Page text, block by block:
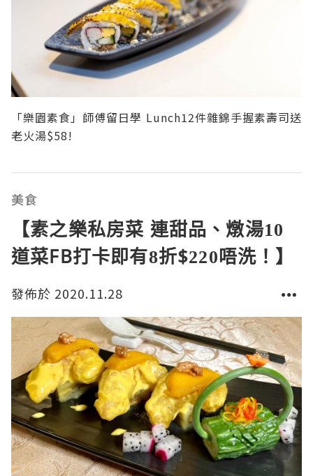
「樂園素食」師傅留日學 Lunch12件雜錦手握素壽司送
老火湯$58!
美食
【素之樂私房菜 連甜品、燉湯10
道菜FB打卡即有8折$220唔洗！】
發佈於 2020.11.28